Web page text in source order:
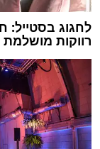
לחגוג
רווקות מושלמת